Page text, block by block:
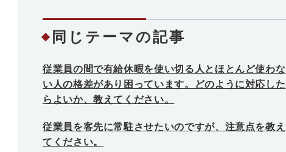
同じテーマの記事
従業員の間で有給休暇を使い切る人とほとんど使わな
い人の格差があり困っています。どのように対応した
らよいか、教えてください。
従業員を客先に常駐させたいのですが、注意点を教え
てください。